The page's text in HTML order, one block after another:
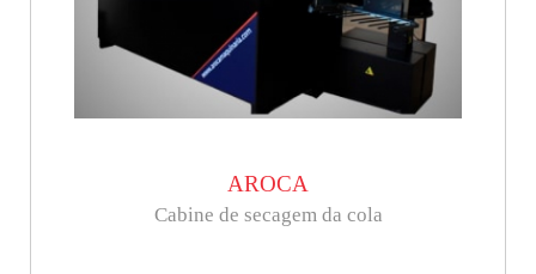
AROCA
Cabine de secagem da cola